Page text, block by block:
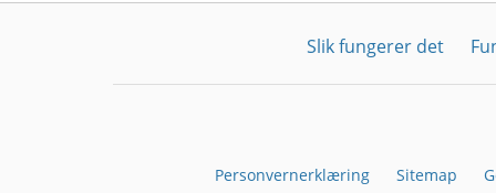
Slik fungerer det
Personvernerklæring Sitemap